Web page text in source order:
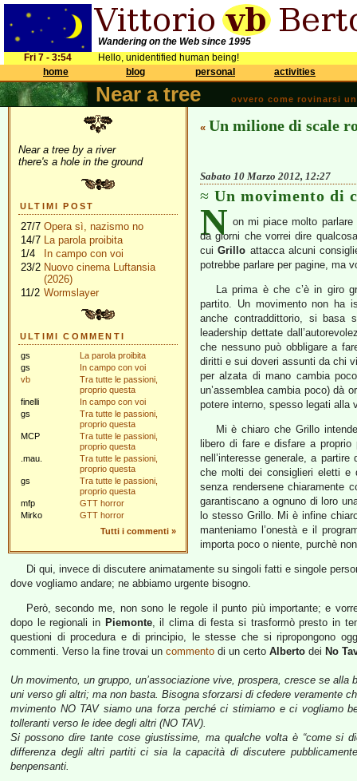
Wandering on the Web since 1995
Fri 7 - 3:54
Hello, unidentified human being!
home
blog personal activities
Near a tree ovvero come rovinarsi
Near a tree by a river
there's a hole in the ground
ULTIMI POST
27/7 Opera sì, nazismo no
14/7 La parola proibita
1/4
In campo con voi
23/2 Nuovo cinema Luftansia
(2026)
11/2 Wormslayer
ULTIMI COMMENTI
gs
La parola proibita
gs
In campo con voi
vb
Tra tutte le passioni,
proprio questa
finelli
In campo con voi
gs
Tra tutte le passioni,
proprio questa
MCP
Tra tutte le passioni,
proprio questa
.mau.
Tra tutte le passioni,
proprio questa
gs
Tra tutte le passioni,
proprio questa
mfp
GTT horror
Mirko
GTT horror
Tutti i commenti »
« Un milione di scale
Sabato 10 Marzo 2012, 12:27
Un movimento di
N on mi piace molto
da giorni che vorrei dire
cuiGrillo attacca alcuni
potrebbe parlare per pagine, ma
La prima è che c’è in giro
partito. Un movimento non ha
anche contraddittorio, si basa
leadership dettate
che nessuno può obbligare a
diritti e sui doveri assunti da chi
per alzata di mano cambia
un’assemblea cambia poco) dà
potere interno, spesso legati alla
Mi è chiaro che Grillo
libero di fare e disfare a
nell’interesse generale, a
che molti dei consiglieri eletti
senza rendersene chiaramente
garantiscano a ognuno di loro
lo stesso Grillo. Mi è infine
manteniamo l’onestà e il
importa poco o niente, purchè
Di qui, invece di discutere animatamente su singoli fatti e singole
dove vogliamo andare; ne abbiamo urgente bisogno.
Però, secondo me, non sono le regole il punto più importante; e
dopo le regionali in Piemonte, il clima di festa si trasformò presto in
questioni di procedura e di principio, le stesse che si ripropongono
commenti. Verso la fine trovai un commento di un certo Alberto dei No
Un movimento, un gruppo, un’associazione vive, prospera, cresce se
uni verso gli altri; ma non basta. Bisogna sforzarsi di cfedere veramente
mvimento NO TAV siamo una forza perché ci stimiamo e ci vogliamo
tolleranti verso le idee degli altri (NO TAV).
Si possono dire tante cose giustissime, ma qualche volta è “come si
differenza degli altri partiti ci sia la capacità di discutere
benpensanti.